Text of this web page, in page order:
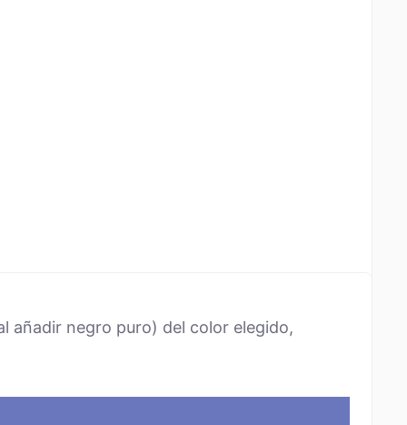
añadir negro puro) del color elegido,